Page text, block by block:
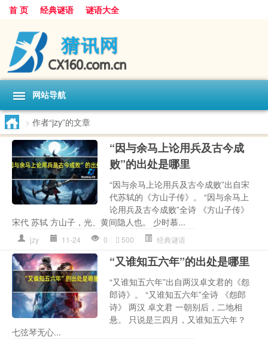
首 页 经典谜语 谜语大全
网站导航
> 作者“jzy”的文章
“因与余马上论用兵及古今成
败”的出处是哪里
“因与余马上论用兵及古今成败”出自宋
代苏轼的《方山子传》。 “因与余马上
论用兵及古今成败”全诗 《方山子传》
宋代 苏轼 方山子，光、黄间隐人也。 少时慕...
jzy 11-24 0 500 经典谜语
“又谁知五六年”的出处是哪里
“又谁知五六年”出自两汉卓文君的《怨
郎诗》。 “又谁知五六年”全诗 《怨郎
诗》 两汉 卓文君 一朝别后，二地相
悬。 只说是三四月，又谁知五六年？
七弦琴无心...